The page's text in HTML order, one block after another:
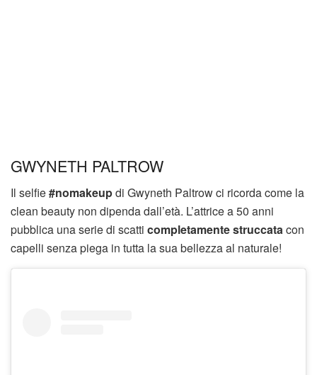
GWYNETH PALTROW
Il selfie#nomakeupdi Gwyneth Paltrow ci ricorda come la
clean beauty non dipenda dall’età. L’attrice a 50 anni
pubblica una serie di scatti completamente struccatacon
capelli senza piega in tutta la sua bellezza al naturale!